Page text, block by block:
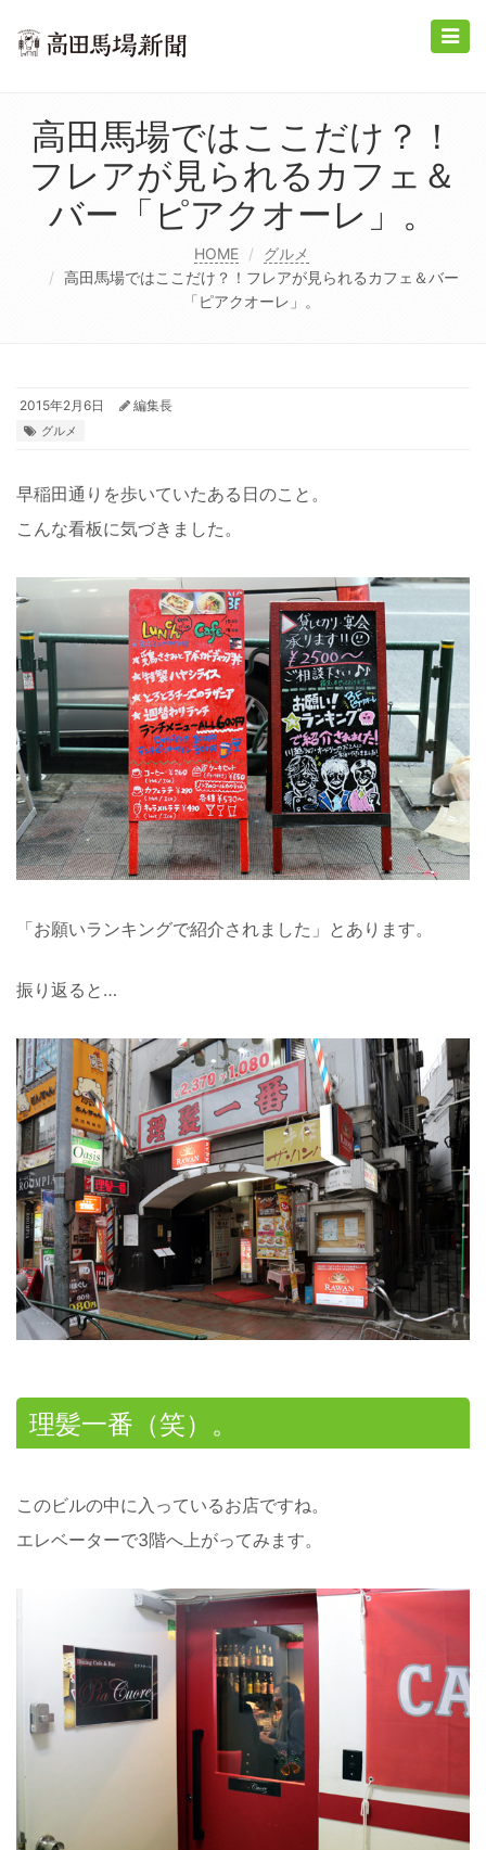
Toggle
高田馬場ではここだけ？！
フレアが見られるカフェ＆
バー「ピアクオーレ」。
HOME
グルメ
高田馬場ではここだけ？！フレアが見られるカフェ＆バー
「ピアクオーレ」。
2015年2月6日 編集長
グルメ
早稲田通りを歩いていたある日のこと。
こんな看板に気づきました。
「お願いランキングで紹介されました」とあります。
振り返ると…
理髪一番（笑）。
このビルの中に入っているお店ですね。
エレベーターで3階へ上がってみます。